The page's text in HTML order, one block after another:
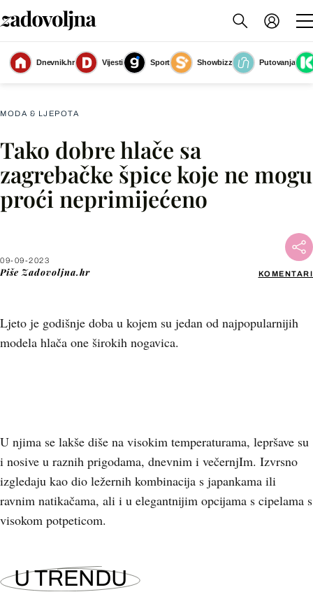
Dnevnik.hr Vijesti Sport Showbizz
Putovanja
Zagrebačko street style izdanje u žutim hlačama
(Foto: Slaven Janđel)
MODA & LJEPOTA
Tako dobre hlače sa
zagrebačke špice koje ne mogu
proći neprimijećeno
09-09-2023
Piše Zadovoljna.hr KOMENTARI
Ljeto je godišnje doba u kojem su jedan od najpopularnijih
modela hlača one širokih nogavica.
Facebook
X
U njima se lakše diše na visokim temperaturama, lepršave su
i nosive u raznih prigodama, dnevnim i večernjIm. Izvrsno
izgledaju kao dio ležernih kombinacija s japankama ili
ravnim natikačama, ali i u elegantnijim opcijama s cipelama s
visokom potpeticom.
U TRENDU